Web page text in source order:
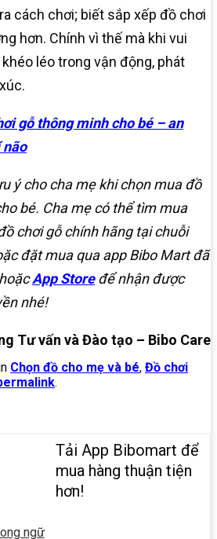
cách chơi; biết sắp xếp đồ chơi
hơn. Chính vì thế mà khi vui
léo trong vận động, phát
gỗ thông minh cho bé – an
ý cho cha mẹ khi chọn mua đồ
bé. Cha mẹ có thể tìm mua
chơi gỗ chính hãng tại chuỗi
đặt mua qua app Bibo Mart đã
App Stoređể nhận được
nhé!
Tư vấn và Đào tạo – Bibo Care
Chọn đồ cho mẹ và bé, Đồ chơi
.
ngữ
Tải App Bibomart để
mua hàng thuận tiện
hơn!